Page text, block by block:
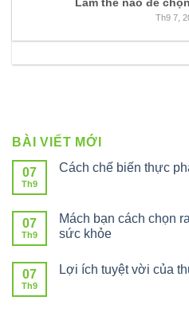
Làm thế nào để
Th9 7,
BÀI VIẾT MỚI
07
Th9
Cách chế biến thực
07
Th9
Mách bạn cách chọn
sức khỏe
07
Th9
Lợi ích tuyệt vời của